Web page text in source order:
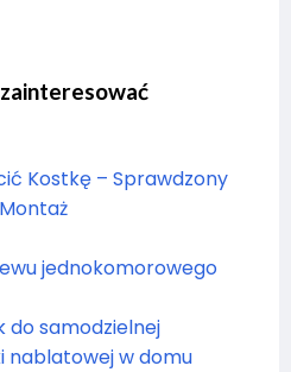
Kostkę – Sprawdzony
jednokomorowego
do samodzielnej
nablatowej w domu